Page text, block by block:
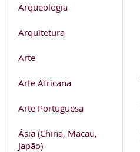
Arqueologia
Arquitetura
Arte
Arte Africana
Arte Portuguesa
Ásia (China, Macau,
Japão)